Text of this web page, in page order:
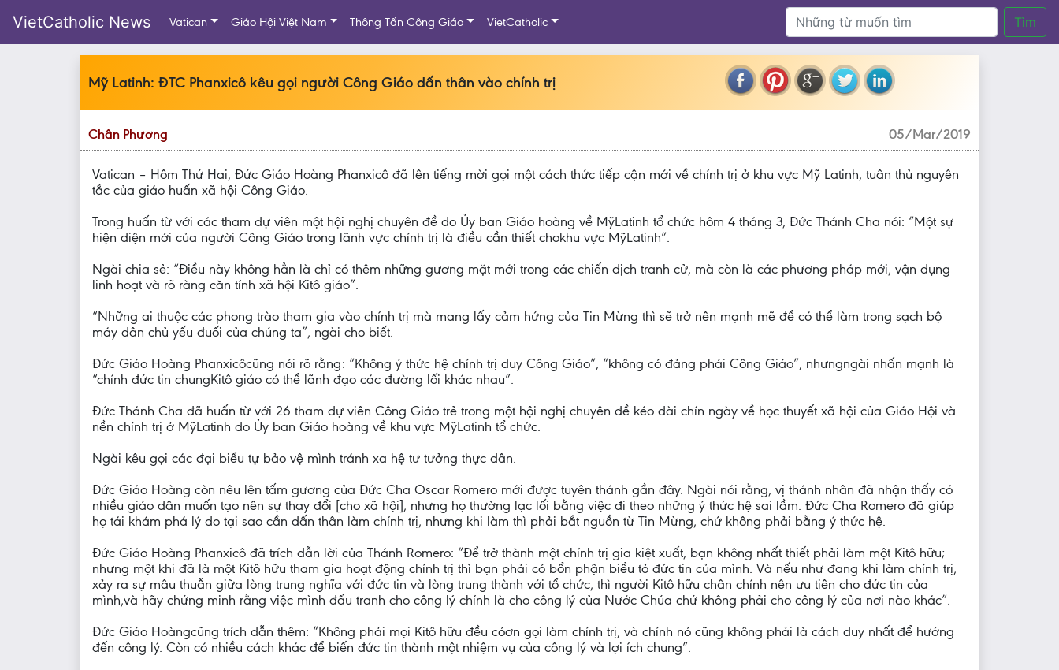
VietCatholic News Vatican Giáo Hội Việt Nam Thông Tấn Công Giáo VietCatholic Tìm
Mỹ Latinh: ĐTC Phanxicô kêu gọi người Công Giáo dấn thân vào chính trị
Chân Phương 05/Mar/2019
Vatican – Hôm Thứ Hai, Đức Giáo Hoàng Phanxicô đã lên tiếng mời gọi một cách thức tiếp cận mới về chính trị ở khu vực Mỹ Latinh, tuân thủ nguyên
tắc của giáo huấn xã hội Công Giáo.
Trong huấn từ với các tham dự viên một hội nghị chuyên đề do Ủy ban Giáo hoàng về MỹLatinh tổ chức hôm 4 tháng 3, Đức Thánh Cha nói: “Một sự
hiện diện mới của người Công Giáo trong lãnh vực chính trị là điều cần thiết chokhu vực MỹLatinh”.
Ngài chia sẻ: “Điều này không hẳn là chỉ có thêm những gương mặt mới trong các chiến dịch tranh cử, mà còn là các phương pháp mới, vận dụng
linh hoạt và rõ ràng căn tính xã hội Kitô giáo”.
“Những ai thuộc các phong trào tham gia vào chính trị mà mang lấy cảm hứng của Tin Mừng thì sẽ trở nên mạnh mẽ để có thể làm trong sạch bộ
máy dân chủ yếu đuối của chúng ta”, ngài cho biết.
Đức Giáo Hoàng Phanxicôcũng nói rõ rằng: “Không ý thức hệ chính trị duy Công Giáo”, “không có đảng phái Công Giáo”, nhưngngài nhấn mạnh là
“chính đức tin chungKitô giáo có thể lãnh đạo các đường lối khác nhau”.
Đức Thánh Cha đã huấn từ với 26 tham dự viên Công Giáo trẻ trong một hội nghị chuyên đề kéo dài chín ngày về học thuyết xã hội của Giáo Hội và
nền chính trị ở MỹLatinh do Ủy ban Giáo hoàng về khu vực MỹLatinh tổ chức.
Ngài kêu gọi các đại biểu tự bảo vệ mình tránh xa hệ tư tưởng thực dân.
Đức Giáo Hoàng còn nêu lên tấm gương của Đức Cha Oscar Romero mới được tuyên thánh gần đây. Ngài nói rằng, vị thánh nhân đã nhận thấy có
nhiều giáo dân muốn tạo nên sự thay đổi [cho xã hội], nhưng họ thường lạc lối bằng việc đi theo những ý thức hệ sai lầm. Đức Cha Romero đã giúp
họ tái khám phá lý do tại sao cần dấn thân làm chính trị, nhưng khi làm thì phải bắt nguồn từ Tin Mừng, chứ không phải bằng ý thức hệ.
Đức Giáo Hoàng Phanxicô đã trích dẫn lời của Thánh Romero: “Để trở thành một chính trị gia kiệt xuất, bạn không nhất thiết phải làm một Kitô hữu;
nhưng một khi đã là một Kitô hữu tham gia hoạt động chính trị thì bạn phải có bổn phận biểu tỏ đức tin của mình. Và nếu như đang khi làm chính trị,
xảy ra sự mâu thuẫn giữa lòng trung nghĩa với đức tin và lòng trung thành với tổ chức, thì người Kitô hữu chân chính nên ưu tiên cho đức tin của
mình,và hãy chứng minh rằng việc mình đấu tranh cho công lý chính là cho công lý của Nước Chúa chứ không phải cho công lý của nơi nào khác”.
Đức Giáo Hoàngcũng trích dẫn thêm: “Không phải mọi Kitô hữu đều cóơn gọi làm chính trị, và chính nó cũng không phải là cách duy nhất để hướng
đến công lý. Còn có nhiều cách khác để biến đức tin thành một nhiệm vụ của công lý và lợi ích chung”.